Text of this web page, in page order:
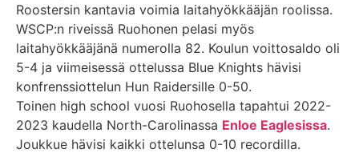
Roostersin kantavia voimia laitahyökkääjän roolissa.
WSCP:n riveissä Ruohonen pelasi myös
laitahyökkääjänä numerolla 82. Koulun voittosaldo oli
5-4 ja viimeisessä ottelussa Blue Knights hävisi
konfrenssiottelun Hun Raidersille 0-50.
Toinen high school vuosi Ruohosella tapahtui 2022-
2023 kaudella North-Carolinassa Enloe Eaglesissa.
Joukkue hävisi kaikki ottelunsa 0-10 recordilla.